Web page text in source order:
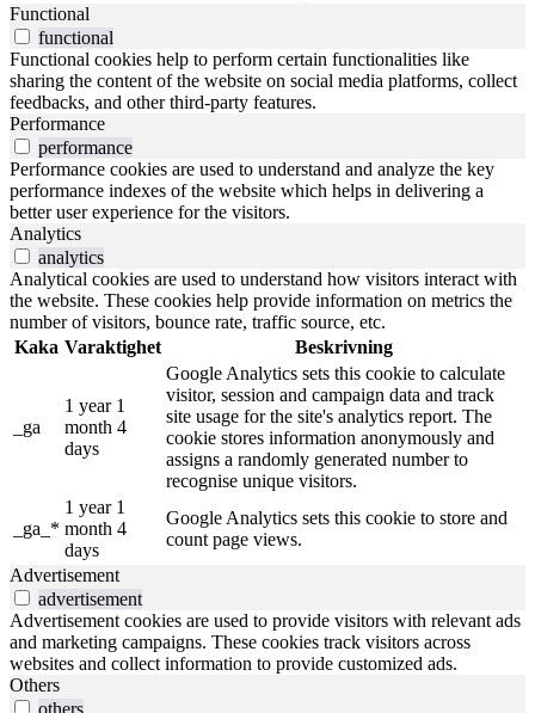
Functional
functional
Functional cookies help to perform certain functionalities like
sharing the content of the website on social media platforms, collect
feedbacks, and other third-party features.
Performance
performance
Performance cookies are used to understand and analyze the key
performance indexes of the website which helps in delivering a
better user experience for the visitors.
Analytics
analytics
Analytical cookies are used to understand how visitors interact with
the website. These cookies help provide information on metrics the
number of visitors, bounce rate, traffic source, etc.
Kaka Varaktighet Beskrivning
_ga
1 year 1
month 4
days
Google Analytics sets this cookie to calculate
visitor, session and campaign data and track
site usage for the site's analytics report. The
cookie stores information anonymously and
assigns a randomly generated number to
recognise unique visitors.
_ga_*
1 year 1
month 4
days
Google Analytics sets this cookie to store and
count page views.
Advertisement
advertisement
Advertisement cookies are used to provide visitors with relevant ads
and marketing campaigns. These cookies track visitors across
websites and collect information to provide customized ads.
Others
others